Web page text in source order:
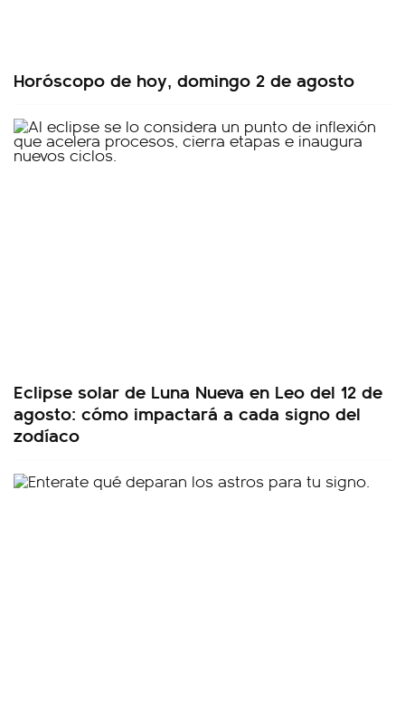
Horóscopo de hoy, domingo 2 de agosto
Eclipse solar de Luna Nueva en Leo del 12 de
agosto: cómo impactará a cada signo del
zodíaco